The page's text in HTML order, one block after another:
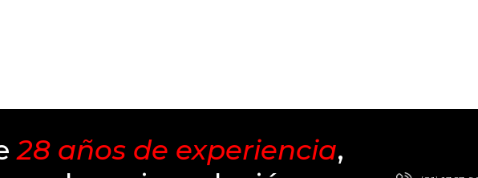
28 años de experiencia,